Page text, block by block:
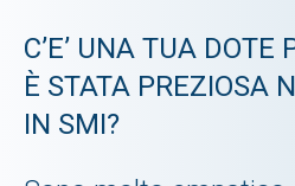
C’E’ UNA TUA DOTE
È STATA PREZIOSA
IN SMI?